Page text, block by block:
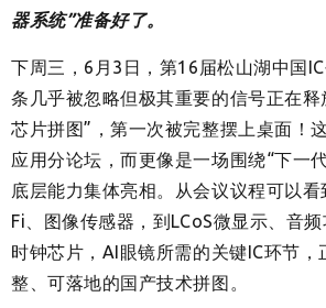
器系统”准备好了。
下周三，6月3日，第16届松山湖中国
条几乎被忽略但极其重要的信号正在释
芯片拼图”，第一次被完整摆上桌面！
应用分论坛，而更像是一场围绕“下一
底层能力集体亮相。从会议议程可以
Fi、图像传感器，到LCoS微显示、音
时钟芯片，AI眼镜所需的关键IC环节，
整、可落地的国产技术拼图。